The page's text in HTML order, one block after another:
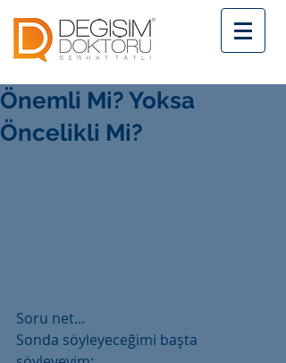
Önemli Mi? Yoksa
Öncelikli Mi?
Soru net...
Sonda söyleyeceğimi başta